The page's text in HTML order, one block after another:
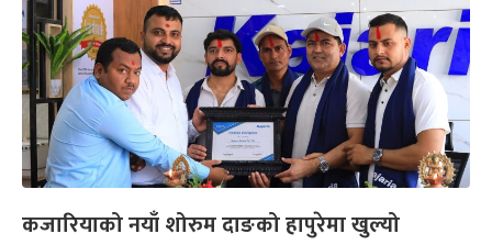
कजारियाको नयाँ शोरुम दाङको हापुरेमा खुल्यो